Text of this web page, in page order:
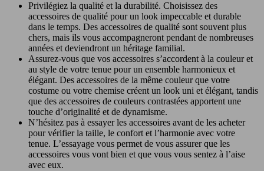
Privilégiez la qualité et la durabilité. Choisissez des
accessoires de qualité pour un look impeccable et durable
dans le temps. Des accessoires de qualité sont souvent plus
chers, mais ils vous accompagneront pendant de nombreuses
années et deviendront un héritage familial.
Assurez-vous que vos accessoires s’accordent à la couleur et
au style de votre tenue pour un ensemble harmonieux et
élégant. Des accessoires de la même couleur que votre
costume ou votre chemise créent un look uni et élégant, tandis
que des accessoires de couleurs contrastées apportent une
touche d’originalité et de dynamisme.
N’hésitez pas à essayer les accessoires avant de les acheter
pour vérifier la taille, le confort et l’harmonie avec votre
tenue. L’essayage vous permet de vous assurer que les
accessoires vous vont bien et que vous vous sentez à l’aise
avec eux.